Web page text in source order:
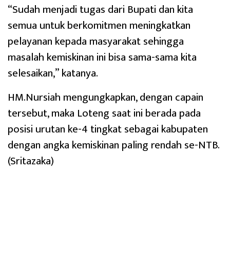
“Sudah menjadi tugas dari Bupati dan kita
semua untuk berkomitmen meningkatkan
pelayanan kepada masyarakat sehingga
masalah kemiskinan ini bisa sama-sama kita
selesaikan,” katanya.
HM.Nursiah mengungkapkan, dengan capain
tersebut, maka Loteng saat ini berada pada
posisi urutan ke-4 tingkat sebagai kabupaten
dengan angka kemiskinan paling rendah se-NTB.
(Sritazaka)